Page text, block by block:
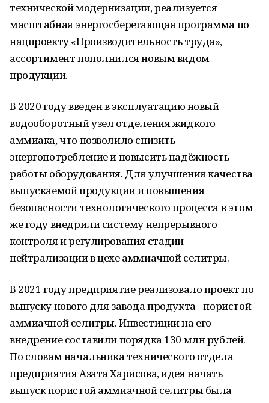
технической модернизации, реализуется
масштабная энергосберегающая программа по
нацпроекту «Производительность труда»,
ассортимент пополнился новым видом
продукции.
В 2020 году введен в эксплуатацию новый
водооборотный узел отделения жидкого
аммиака, что позволило снизить
энергопотребление и повысить надёжность
работы оборудования. Для улучшения качества
выпускаемой продукции и повышения
безопасности технологического процесса в этом
же году внедрили систему непрерывного
контроля и регулирования стадии
нейтрализации в цехе аммиачной селитры.
В 2021 году предприятие реализовало проект по
выпуску нового для завода продукта - пористой
аммиачной селитры. Инвестиции на его
внедрение составили порядка 130 млн рублей.
По словам начальника технического отдела
предприятия Азата Харисова, идея начать
выпуск пористой аммиачной селитры была